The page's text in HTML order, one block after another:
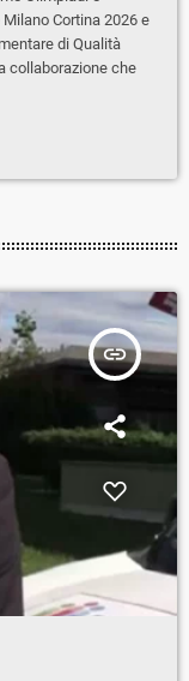
Cortina 2026 e
di Qualità
collaborazione che
insert_link